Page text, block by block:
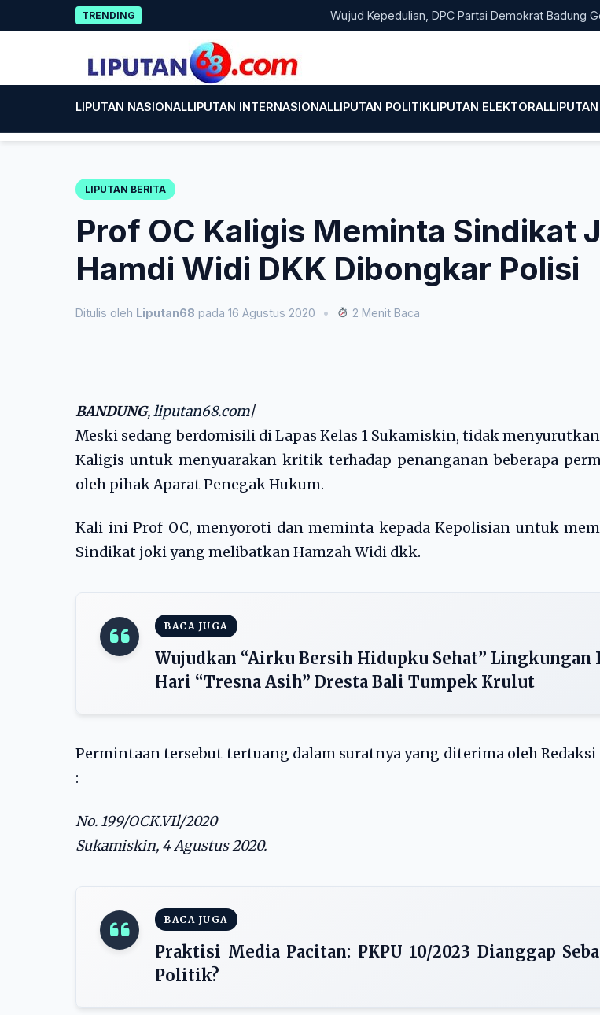
to
TRENDING Wujud Kepedulian, DPC Partai Demokrat Badung Gelar
LIPUTAN NASIONALLIPUTAN INTERNASIONALLIPUTAN POLITIKLIPUTAN ELEKTORAL
LIPUTAN BERITA
Prof OC Kaligis Meminta Sindikat
Hamdi Widi DKK Dibongkar Polisi
Ditulis oleh Liputan68 pada 16 Agustus 2020 • 2 Menit Baca
BANDUNG,liputan68.com|
Meski sedang berdomisili di Lapas Kelas 1 Sukamiskin, tidak menyurutkan
Kaligis untuk menyuarakan kritik terhadap penanganan beberapa
oleh pihak Aparat Penegak Hukum.
Kali ini Prof OC, menyoroti dan meminta kepada Kepolisian untuk
Sindikat joki yang melibatkan Hamzah Widi dkk.
BACA JUGA
Wujudkan “Airku Bersih Hidupku Sehat” Lingkungan
Hari “Tresna Asih” Dresta Bali Tumpek Krulut
Permintaan tersebut tertuang dalam suratnya yang diterima oleh Redaksi
:
No. 199/OCK.VIl/2020
Sukamiskin, 4 Agustus 2020.
BACA JUGA
Praktisi Media Pacitan: PKPU 10/2023 Dianggap
Politik?